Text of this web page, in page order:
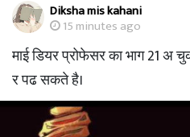
Diksha mis kahani
15 minutes ago
माई डियर प्रोफेसर का भाग 21 अ
र पढ सकते है।